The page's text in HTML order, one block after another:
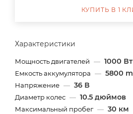
Характеристики
Мощность двигателей — 1000 Вт
Емкость аккумулятора — 5800
Напряжение — 36 В
Диаметр колес — 10.5 дюймов
Максимальный пробег — 30 км
КУПИТЬ В 1